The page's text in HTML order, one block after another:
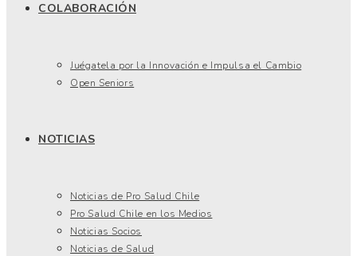
COLABORACIÓN
Juégatela por la Innovación e Impulsa el Cambio
Open Seniors
NOTICIAS
Noticias de Pro Salud Chile
Pro Salud Chile en los Medios
Noticias Socios
Noticias de Salud